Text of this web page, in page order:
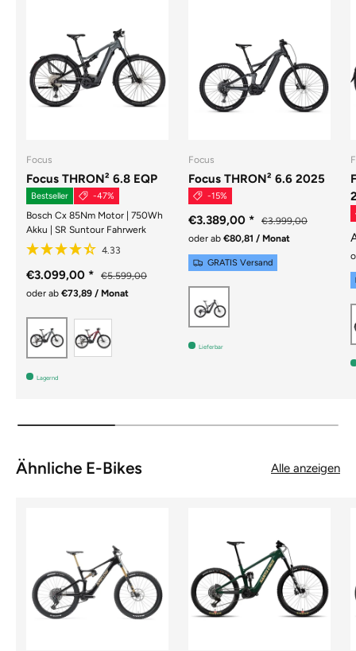
Focus
Focus THRON² 6.8 EQP
Bestseller -47%
Bosch Cx 85Nm Motor | 750Wh
Akku | SR Suntour Fahrwerk
€3.099,00 *
€5.599,00
oder ab €73,89 / Monat
SLATEGREY GLOSSY / MAGICBLACK GLOSSY
MAHAGONYRED GLOSSY / MAGICBLACK
Lagernd
Focus
Focus THRON² 6.6 2025
-15%
€3.389,00 *
€3.999,00
oder ab €80,81 / Monat
GRATIS Versand
Lieferbar
Ähnliche E-Bikes Alle anzeigen